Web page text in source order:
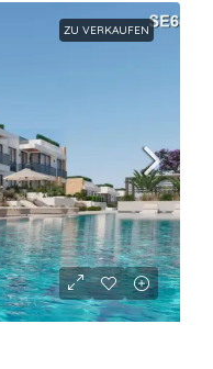
ZU VERKAUFEN